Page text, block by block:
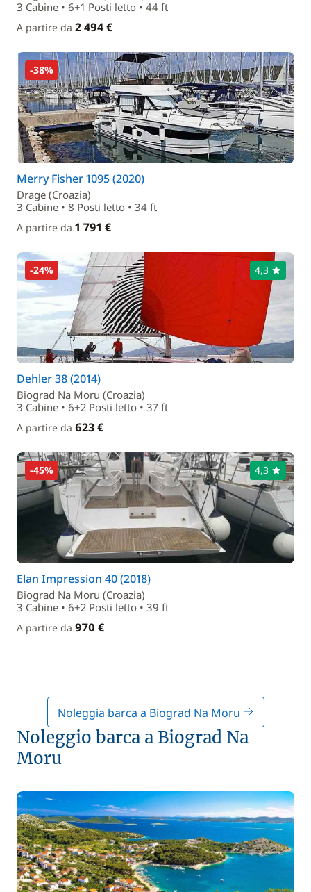
3 Cabine • 6+1 Posti letto • 44 ft
A partire da 2 494 €
-38%
Merry Fisher 1095 (2020)
Drage (Croazia)
3 Cabine • 8 Posti letto • 34 ft
A partire da 1 791 €
-24% 4,3
Dehler 38 (2014)
Biograd Na Moru (Croazia)
3 Cabine • 6+2 Posti letto • 37 ft
A partire da 623 €
-45% 4,3
Elan Impression 40 (2018)
Biograd Na Moru (Croazia)
3 Cabine • 6+2 Posti letto • 39 ft
A partire da 970 €
Noleggia barca a Biograd Na Moru
Noleggio barca a Biograd Na
Moru